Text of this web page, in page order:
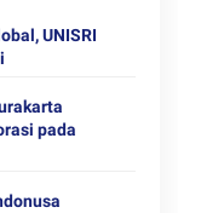
UNISRI
pada